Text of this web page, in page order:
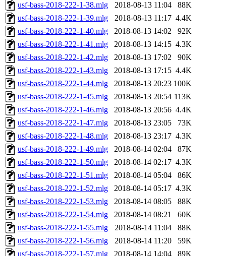
usf-bass-2018-222-1-38.mlg
2018-08-13 11:04
88K
usf-bass-2018-222-1-39.mlg
2018-08-13 11:17 4.4K
usf-bass-2018-222-1-40.mlg
2018-08-13 14:02
92K
usf-bass-2018-222-1-41.mlg
2018-08-13 14:15 4.3K
usf-bass-2018-222-1-42.mlg
2018-08-13 17:02
90K
usf-bass-2018-222-1-43.mlg
2018-08-13 17:15 4.4K
usf-bass-2018-222-1-44.mlg
2018-08-13 20:23 100K
usf-bass-2018-222-1-45.mlg
2018-08-13 20:54 113K
usf-bass-2018-222-1-46.mlg
2018-08-13 20:56 4.4K
usf-bass-2018-222-1-47.mlg
2018-08-13 23:05
73K
usf-bass-2018-222-1-48.mlg
2018-08-13 23:17 4.3K
usf-bass-2018-222-1-49.mlg
2018-08-14 02:04
87K
usf-bass-2018-222-1-50.mlg
2018-08-14 02:17 4.3K
usf-bass-2018-222-1-51.mlg
2018-08-14 05:04
86K
usf-bass-2018-222-1-52.mlg
2018-08-14 05:17 4.3K
usf-bass-2018-222-1-53.mlg
2018-08-14 08:05
88K
usf-bass-2018-222-1-54.mlg
2018-08-14 08:21
60K
usf-bass-2018-222-1-55.mlg
2018-08-14 11:04
88K
usf-bass-2018-222-1-56.mlg
2018-08-14 11:20
59K
usf-bass-2018-222-1-57.mlg
2018-08-14 14:04
89K